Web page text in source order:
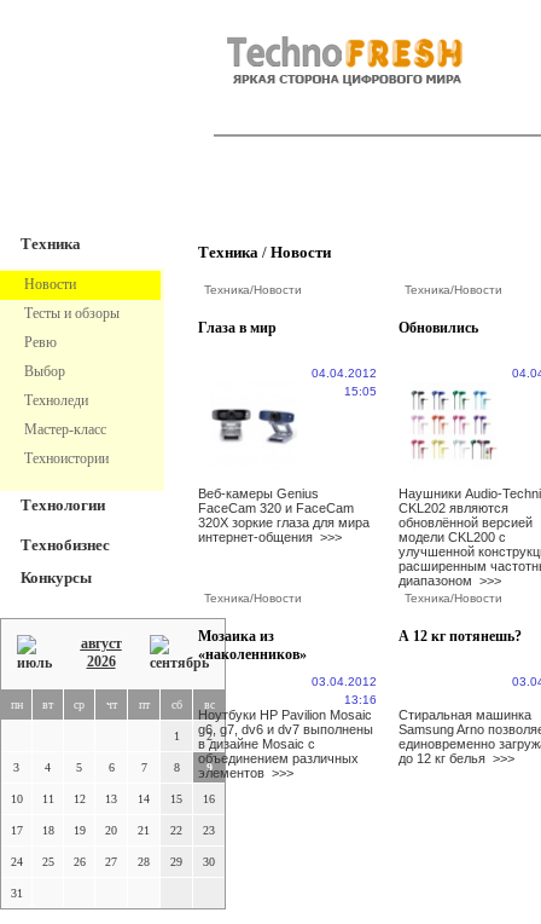
Техника
Новости
Тесты и обзоры
Ревю
Выбор
Техноледи
Мастер-класс
Техноистории
Технологии
Технобизнес
Конкурсы
август
2026
пн вт ср чт пт сб вс
1 2
3 4 5 6 7 8 9
10 11 12 13 14 15 16
17 18 19 20 21 22 23
24 25 26 27 28 29 30
31
Техника / Новости
Техника/Новости
Глаза в мир
04.04.2012
15:05
Веб-камеры Genius
FaceCam 320 и FaceCam
320X зоркие глаза для мира
интернет-общения >>>
Техника/Новости
Обновились
Наушники Audio-
CKL202 являются
обновлённой версией
модели CKL200 с
улучшенной
расширенным
диапазоном >>>
Техника/Новости
Мозаика из
«наколенников»
03.04.2012
13:16
Ноутбуки HP Pavilion Mosaic
g6, g7, dv6 и dv7 выполнены
в дизайне Mosaic с
объединением различных
элементов >>>
Техника/Новости
А 12 кг потянешь?
Стиральная машинка
Samsung Arno
единовременно
до 12 кг белья >>>